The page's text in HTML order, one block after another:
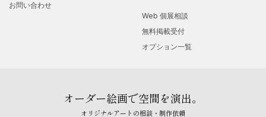
お問い合わせ
Web 個展相談
無料掲載受付
オプション一覧
オーダー絵画で空間を演出。
オリジナルアートの相談・制作依頼